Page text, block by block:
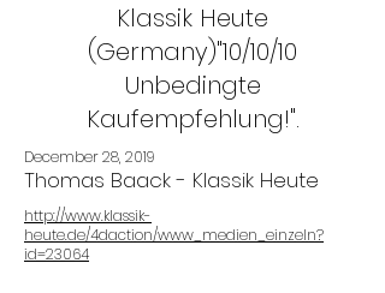
Klassik Heute
(Germany)"10/10/10
Unbedingte
Kaufempfehlung!".
December 28, 2019
Thomas Baack - Klassik Heute
http://www.klassik-
heute.de/4daction/www_medien_einzeln?
id=23064